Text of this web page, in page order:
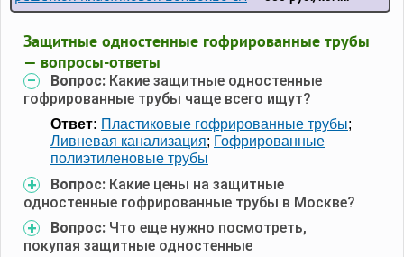
Защитные одностенные гофрированные трубы
— вопросы-ответы
Вопрос: Какие защитные одностенные
гофрированные трубы чаще всего ищут?
Ответ: Пластиковые гофрированные трубы;
Ливневая канализация; Гофрированные
полиэтиленовые трубы
Вопрос: Какие цены на защитные
одностенные гофрированные трубы в Москве?
Вопрос: Что еще нужно посмотреть,
покупая защитные одностенные